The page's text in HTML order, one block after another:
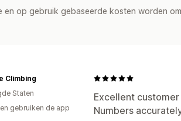
op gebruik gebaseerde kosten worden
Excellent
Numbers
Climbing
Staten
gebruiken de app